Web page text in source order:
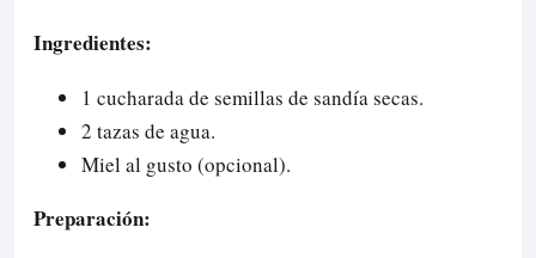
Ingredientes:
1 cucharada de semillas de sandía secas.
2 tazas de agua.
Miel al gusto (opcional).
Preparación: